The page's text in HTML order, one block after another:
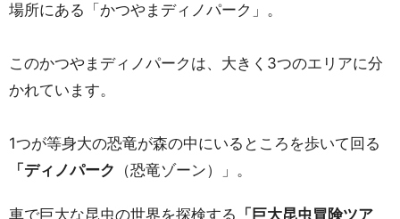
場所にある「かつやまディノパーク」。
このかつやまディノパークは、大きく3つのエリアに分
かれています。
1つが等身大の恐竜が森の中にいるところを歩いて回る
「ディノパーク （恐竜ゾーン）」。
車で巨大な昆虫の世界を探検する 「巨大昆虫冒険ツア